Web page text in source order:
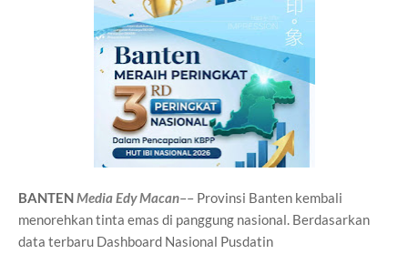
BANTENMedia Edy Macan–– Provinsi Banten kembali
menorehkan tinta emas di panggung nasional. Berdasarkan
data terbaru Dashboard Nasional Pusdatin